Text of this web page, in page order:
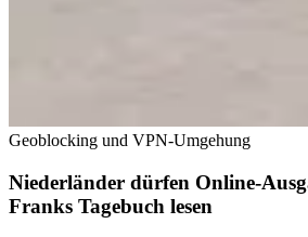
Geoblocking und VPN-Umgehung
Niederländer dürfen Online-
Franks Tagebuch lesen